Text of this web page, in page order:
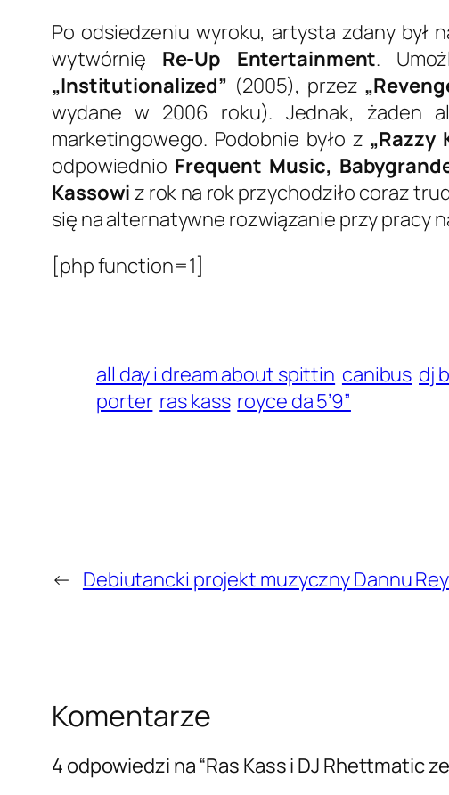
Po odsiedzeniu wyroku, artysta zdany był
wytwórnię Re-Up Entertainment.
„Institutionalized” (2005), przez
wydane w 2006 roku). Jednak, żaden
marketingowego. Podobnie było z „Razzy
odpowiednio Frequent Music,
Kassowi z rok na rok przychodziło coraz
się na alternatywne rozwiązanie przy pracy
[php function=1]
all day i dream about spittin canibus dj
porter ras kass royce da 5’9”
← Debiutancki projekt muzyczny Dannu
Komentarze
4 odpowiedzi na “Ras Kass i DJ Rhettmatic